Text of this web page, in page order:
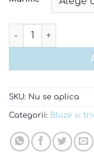
Cantitate Set
SKU: Nu se aplica
Categorii: Bluze si